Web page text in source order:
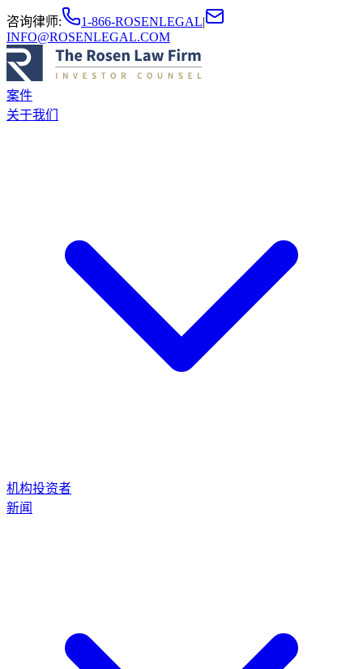
咨询律师: 1-866-ROSENLEGAL|
INFO@ROSENLEGAL.COM
案件
关于我们
机构投资者
新闻